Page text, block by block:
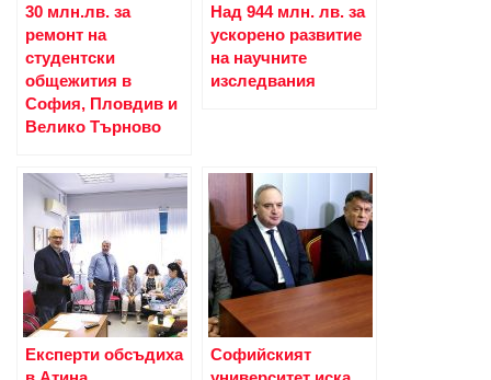
30 млн.лв. за
ремонт на
студентски
общежития в
София, Пловдив и
Велико Търново
Над 944 млн. лв. за
ускорено развитие
на научните
изследвания
Експерти обсъдиха
Софийският